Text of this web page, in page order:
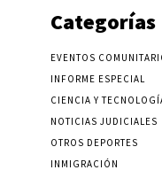
Categorías
EVENTOS
INFORME ESPECIAL
CIENCIA Y
NOTICIAS JUDICIALES
OTROS DEPORTES
INMIGRACIÓN